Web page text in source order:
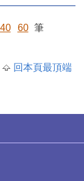
40 60 筆
回本頁最頂端